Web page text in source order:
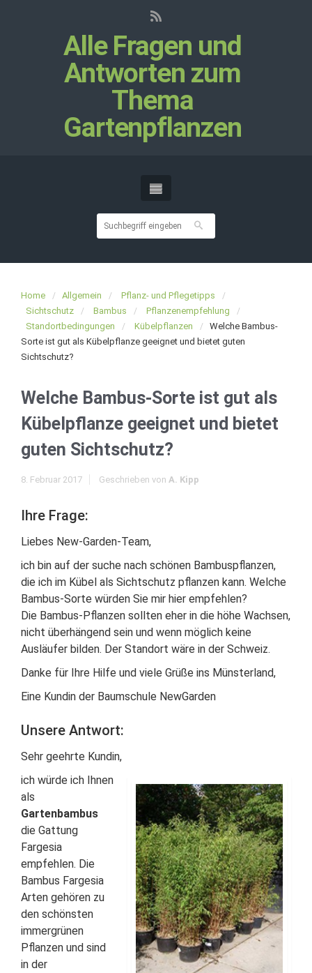
Alle Fragen und
Antworten zum
Thema
Gartenpflanzen
Home Allgemein
Pflanz- und Pflegetipps
Sichtschutz
Bambus
Pflanzenempfehlung
Standortbedingungen
Kübelpflanzen
Welche Bambus-
Sorte ist gut als Kübelpflanze geeignet und bietet guten
Sichtschutz?
Welche Bambus-Sorte ist gut als
Kübelpflanze geeignet und bietet
guten Sichtschutz?
8. Februar 2017 Geschrieben von A. Kipp
Ihre Frage:
Liebes New-Garden-Team,
ich bin auf der suche nach schönen Bambuspflanzen,
die ich im Kübel als Sichtschutz pflanzen kann. Welche
Bambus-Sorte würden Sie mir hier empfehlen?
Die Bambus-Pflanzen sollten eher in die höhe Wachsen,
nicht überhängend sein und wenn möglich keine
Ausläufer bilden. Der Standort wäre in der Schweiz.
Danke für Ihre Hilfe und viele Grüße ins Münsterland,
Eine Kundin der Baumschule NewGarden
Unsere Antwort:
Sehr geehrte Kundin,
ich würde ich Ihnen
als
Gartenbambus
die Gattung
Fargesia
empfehlen. Die
Bambus Fargesia
Arten gehören zu
den schönsten
immergrünen
Pflanzen und sind
in der